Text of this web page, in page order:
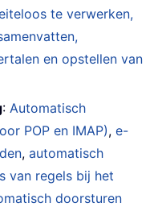
te verwerken,
en opstellen van
: Automatisch
POP en IMAP),e-
,automatisch
van regels bij het
doorsturen